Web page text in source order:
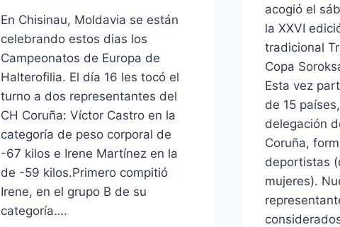
En Chisinau, Moldavia se están
celebrando estos dias los
Campeonatos de Europa de
Halterofilia. El día 16 les tocó el
turno a dos representantes del
CH Coruña: Víctor Castro en la
categoría de peso corporal de
-67 kilos e Irene Martínez en la
de -59 kilos.Primero compitió
Irene, en el grupo B de su
categoría….
acogió el
la XXVI
tradicional
Copa
Esta vez
de 15
delegación
Coruña,
deportistas
mujeres).